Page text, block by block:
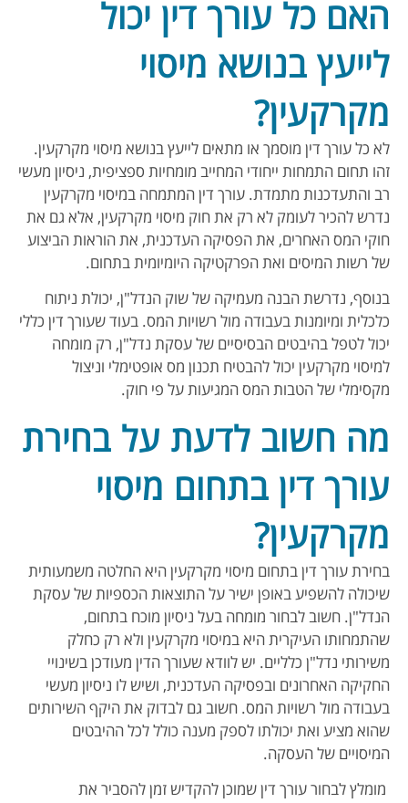
האם כל עורך דין יכול
לייעץ בנושא מיסוי
מקרקעין?
לא כל עורך דין מוסמך או מתאים לייעץ בנושא מיסוי מקרקעין.
זהו תחום התמחות ייחודי המחייב מומחיות ספציפית, ניסיון מעשי
רב והתעדכנות מתמדת. עורך דין המתמחה במיסוי מקרקעין
נדרש להכיר לעומק לא רק את חוק מיסוי מקרקעין, אלא גם את
חוקי המס האחרים, את הפסיקה העדכנית, את הוראות הביצוע
של רשות המיסים ואת הפרקטיקה היומיומית בתחום.
בנוסף, נדרשת הבנה מעמיקה של שוק הנדל"ן, יכולת ניתוח
כלכלית ומיומנות בעבודה מול רשויות המס. בעוד שעורך דין כללי
יכול לטפל בהיבטים הבסיסיים של עסקת נדל"ן, רק מומחה
למיסוי מקרקעין יכול להבטיח תכנון מס אופטימלי וניצול
מקסימלי של הטבות המס המגיעות על פי חוק.
מה חשוב לדעת על בחירת
עורך דין בתחום מיסוי
מקרקעין?
בחירת עורך דין בתחום מיסוי מקרקעין היא החלטה משמעותית
שיכולה להשפיע באופן ישיר על התוצאות הכספיות של עסקת
הנדל"ן. חשוב לבחור מומחה בעל ניסיון מוכח בתחום,
שהתמחותו העיקרית היא במיסוי מקרקעין ולא רק כחלק
משירותי נדל"ן כלליים. יש לוודא שעורך הדין מעודכן בשינויי
החקיקה האחרונים ובפסיקה העדכנית, ושיש לו ניסיון מעשי
בעבודה מול רשויות המס. חשוב גם לבדוק את היקף השירותים
שהוא מציע ואת יכולתו לספק מענה כולל לכל ההיבטים
המיסויים של העסקה.
מומלץ לבחור עורך דין שמוכן להקדיש זמן להסביר את